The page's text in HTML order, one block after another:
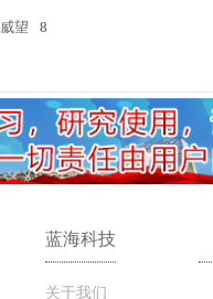
威望
8
蓝海科技
关于我们